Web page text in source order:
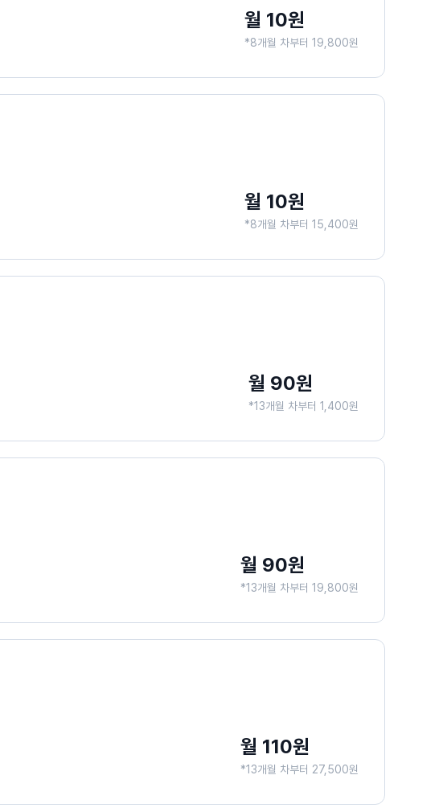
월 10원
*8개월 차부터 19,800원
월 10원
*8개월 차부터 15,400원
월 90원
*13개월 차부터 1,400원
월 90원
*13개월 차부터 19,800원
월 110원
*13개월 차부터 27,500원